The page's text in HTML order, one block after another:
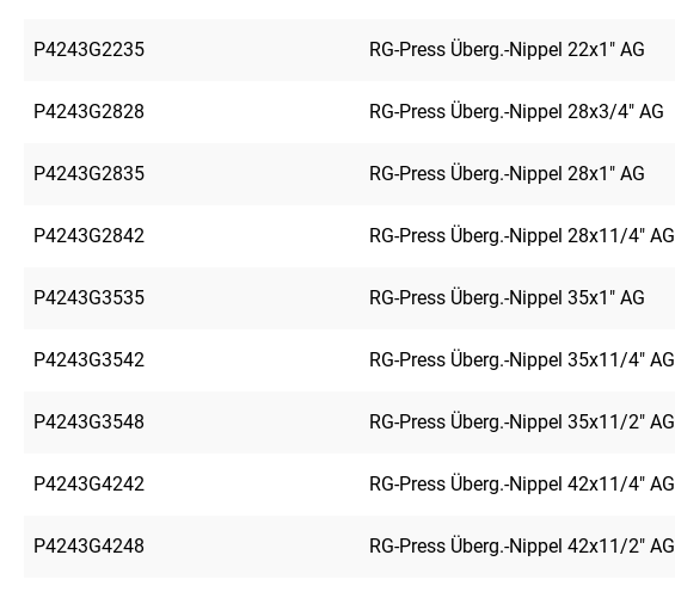
P4243G2235 RG-Press Überg.-Nippel 22x1" AG
P4243G2828 RG-Press Überg.-Nippel 28x3/4" AG
P4243G2835 RG-Press Überg.-Nippel 28x1" AG
P4243G2842 RG-Press Überg.-Nippel 28x11/4" AG
P4243G3535 RG-Press Überg.-Nippel 35x1" AG
P4243G3542 RG-Press Überg.-Nippel 35x11/4" AG
P4243G3548 RG-Press Überg.-Nippel 35x11/2" AG
P4243G4242 RG-Press Überg.-Nippel 42x11/4" AG
P4243G4248 RG-Press Überg.-Nippel 42x11/2" AG